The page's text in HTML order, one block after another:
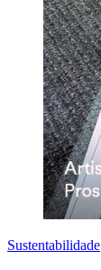
Sustentabilidade